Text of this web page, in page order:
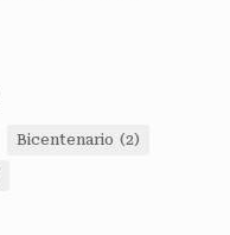
Bicentenario (2)